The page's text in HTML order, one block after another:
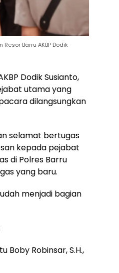
Barru AKBP Dodik
Dodik Susianto,
utama yang
dilangsungkan
selamat bertugas
kepada pejabat
di Polres Barru
yang baru.
menjadi bagian
Boby Robinsar, S.H.,